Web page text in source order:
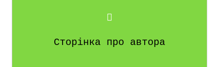
Сторінка про автора